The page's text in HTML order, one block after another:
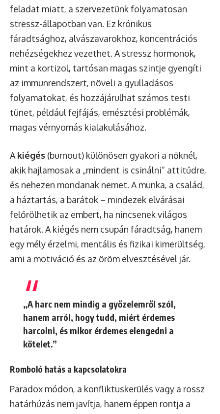
feladat miatt, a szervezetünk folyamatosan
stressz-állapotban van. Ez krónikus
fáradtsághoz, alvászavarokhoz, koncentrációs
nehézségekhez vezethet. A stressz hormonok,
mint a kortizol, tartósan magas szintje gyengíti
az immunrendszert, növeli a gyulladásos
folyamatokat, és hozzájárulhat számos testi
tünet, például fejfájás, emésztési problémák,
magas vérnyomás kialakulásához.
A kiégés (burnout) különösen gyakori a nőknél,
akik hajlamosak a „mindent is csinálni” attitűdre,
és nehezen mondanak nemet. A munka, a család,
a háztartás, a barátok – mindezek elvárásai
felőrölhetik az embert, ha nincsenek világos
határok. A kiégés nem csupán fáradtság, hanem
egy mély érzelmi, mentális és fizikai kimerültség,
ami a motiváció és az öröm elvesztésével jár.
„A harc nem mindig a győzelemről szól,
hanem arról, hogy tudd, miért érdemes
harcolni, és mikor érdemes elengedni a
kötelet.”
Romboló hatás a kapcsolatokra
Paradox módon, a konfliktuskerülés vagy a rossz
határhúzás nem javítja, hanem éppen rontja a